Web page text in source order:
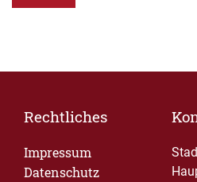
Rechtliches
Impressum
Datenschutz